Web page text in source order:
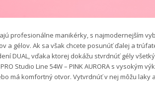
profesionálne manikérky, s najmodernejším
a gélov. Ak sa však chcete posunúť ďalej a
DUAL, vďaka ktorej dokážu stvrdnúť gély
Studio Line 54W – PINK AURORA s vysokým
má komfortný otvor. Vytvrdnúť v nej môžu laky